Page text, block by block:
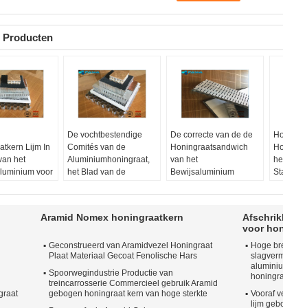
Producten
Lijm In
het
voor
A5052
10
De vochtbestendige
Comités van de
Aluminiumhoningraat,
het Blad van de
Materiaal:A3003
gehamerde struik
kwaliteitswaarborg:10
jaar
Maat:800mm x 800mm
De correcte van de de
Honingraatsandwich
van het
Bewijsaluminium
Oppervlaktebehandeling
Materiaal:
Oppervlaktebehandeling:
Bewerkt
De Periode van de
kwaliteitswaarborg:
10
jaar
Maat:600mm x 600mm
jaar
Aramid Nomex honingraatkern
Geconstrueerd van Aramidvezel Honingraat
Plaat Materiaal Gecoat Fenolische Hars
Spoorwegindustrie Productie van
treincarrosserie Commercieel gebruik Aramid
gebogen honingraat kern van hoge sterkte
voor
Hoge
Vooraf
lijm